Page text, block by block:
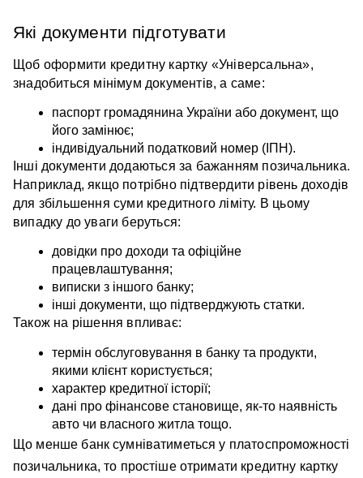
Які документи підготувати
Щоб оформити кредитну картку «Універсальна»,
знадобиться мінімум документів, а саме:
паспорт громадянина України або документ, що
його замінює;
індивідуальний податковий номер (ІПН).
Інші документи додаються за бажанням позичальника.
Наприклад, якщо потрібно підтвердити рівень доходів
для збільшення суми кредитного ліміту. В цьому
випадку до уваги беруться:
довідки про доходи та офіційне
працевлаштування;
виписки з іншого банку;
інші документи, що підтверджують статки.
Також на рішення впливає:
термін обслуговування в банку та продукти,
якими клієнт користується;
характер кредитної історії;
дані про фінансове становище, як-то наявність
авто чи власного житла тощо.
Що менше банк сумніватиметься у платоспроможності
позичальника, то простіше отримати кредитну картку